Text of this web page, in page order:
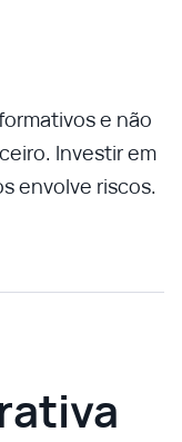
e não
Investir em
envolve riscos.